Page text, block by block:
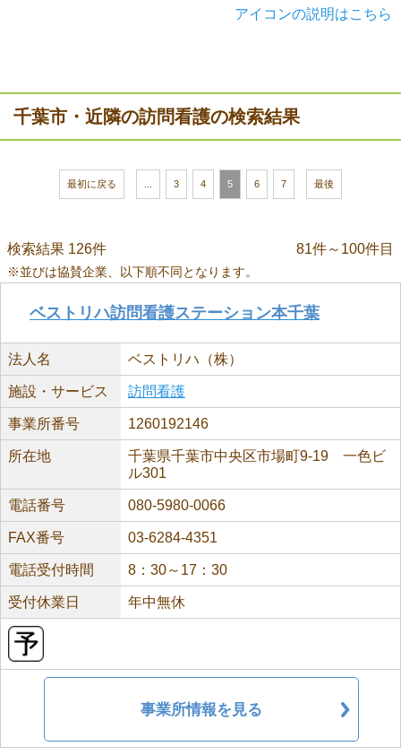
アイコンの説明はこちら
千葉市・近隣の訪問看護の検索結果
最初に戻る 3 4 5 6 7 最後
検索結果 126件 81件～100件目
※並びは協賛企業、以下順不同となります。
ベストリハ訪問看護ステーション本千葉
法人名 ベストリハ（株）
施設・サービス 訪問看護
事業所番号 1260192146
所在地
千葉県千葉市中央区市場町9-19 一色ビ
ル301
電話番号 080-5980-0066
FAX番号 03-6284-4351
電話受付時間 8：30～17：30
受付休業日 年中無休
事業所情報を見る